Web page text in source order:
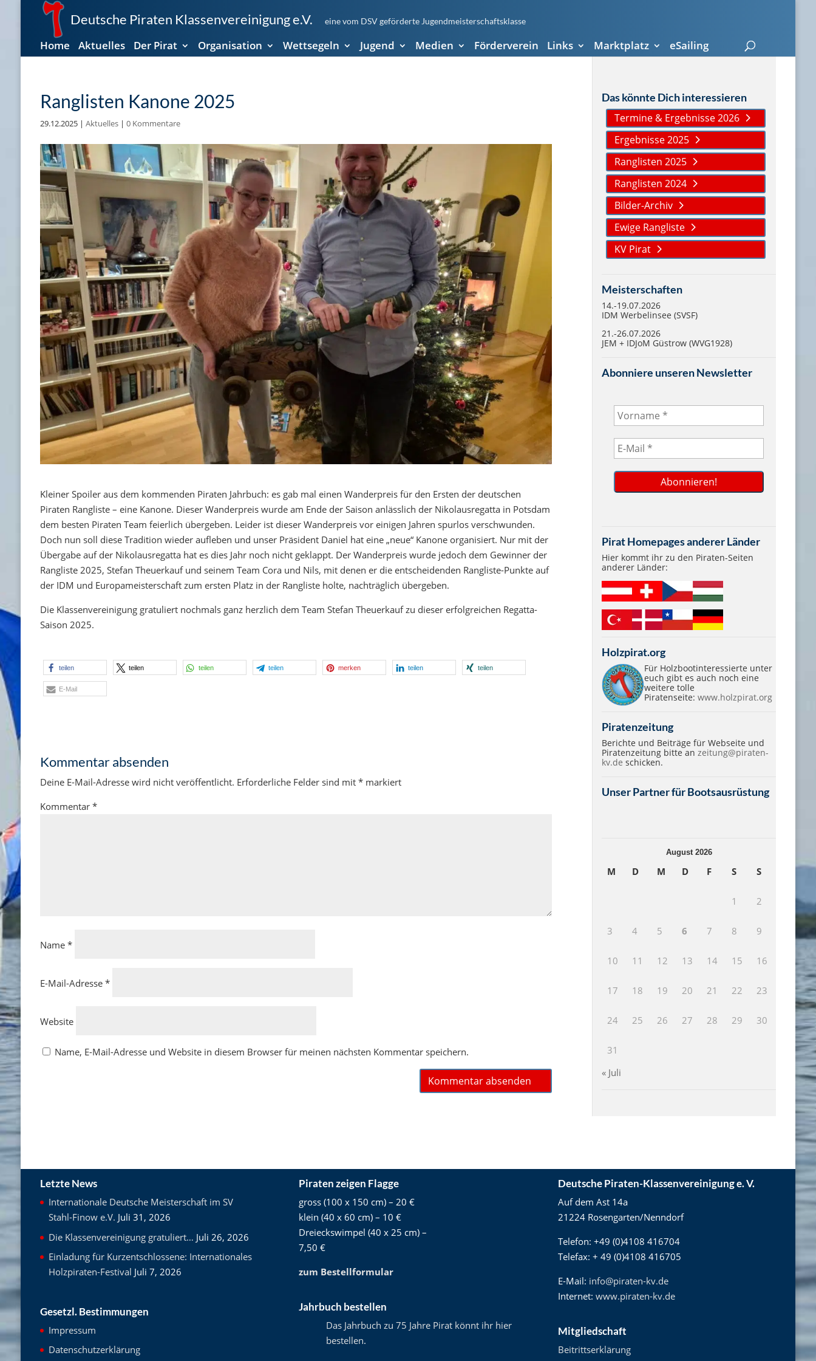
Deutsche Piraten Klassenvereinigung e.V. eine vom DSV geförderte Jugendmeisterschaftsklasse
Home Aktuelles Der Pirat Organisation Wettsegeln Jugend Medien Förderverein Links Marktplatz eSailing
Ranglisten Kanone 2025
29.12.2025| Aktuelles| 0 Kommentare
Kleiner Spoiler aus dem kommenden Piraten Jahrbuch: es gab mal einen Wanderpreis für den Ersten der deutschen
Piraten Rangliste – eine Kanone. Dieser Wanderpreis wurde am Ende der Saison anlässlich der Nikolausregatta in Potsdam
dem besten Piraten Team feierlich übergeben. Leider ist dieser Wanderpreis vor einigen Jahren spurlos verschwunden.
Doch nun soll diese Tradition wieder aufleben und unser Präsident Daniel hat eine „neue“ Kanone organisiert. Nur mit der
Übergabe auf der Nikolausregatta hat es dies Jahr noch nicht geklappt. Der Wanderpreis wurde jedoch dem Gewinner der
Rangliste 2025, Stefan Theuerkauf und seinem Team Cora und Nils, mit denen er die entscheidenden Rangliste-Punkte auf
der IDM und Europameisterschaft zum ersten Platz in der Rangliste holte, nachträglich übergeben.
Die Klassenvereinigung gratuliert nochmals ganz herzlich dem Team Stefan Theuerkauf zu dieser erfolgreichen Regatta-
Saison 2025.
teilen teilen teilen teilen merken teilen teilen
E-Mail
Kommentar absenden
Deine E-Mail-Adresse wird nicht veröffentlicht. Erforderliche Felder sind mit *markiert
Kommentar *
Name *
E-Mail-Adresse *
Website
Name, E-Mail-Adresse und Website in diesem Browser für meinen nächsten Kommentar speichern.
Das könnte Dich interessieren
Termine & Ergebnisse 2026
Ergebnisse 2025
Ranglisten 2025
Ranglisten 2024
Bilder-Archiv
Ewige Rangliste
KV Pirat
Meisterschaften
14.-19.07.2026
IDM Werbelinsee (SVSF)
21.-26.07.2026
JEM + IDJoM Güstrow (WVG1928)
Abonniere unseren Newsletter
Pirat Homepages anderer Länder
Hier kommt ihr zu den Piraten-Seiten
anderer Länder:
Holzpirat.org
Für Holzbootinteressierte unter
euch gibt es auch noch eine
weitere tolle
Piratenseite:www.holzpirat.org
Piratenzeitung
Berichte und Beiträge für Webseite und
Piratenzeitung bitte anzeitung@piraten-
kv.de schicken.
Unser Partner für Bootsausrüstung
August 2026
M D M D F S S
1 2
3 4 5 6 7 8 9
10 11 12 13 14 15 16
17 18 19 20 21 22 23
24 25 26 27 28 29 30
31
« Juli
Letzte News
Internationale Deutsche Meisterschaft im SV
Stahl-Finow e.V. Juli 31, 2026
Die Klassenvereinigung gratuliert… Juli 26, 2026
Einladung für Kurzentschlossene: Internationales
Holzpiraten-Festival Juli 7, 2026
Gesetzl. Bestimmungen
Impressum
Datenschutzerklärung
Piraten zeigen Flagge
gross (100 x 150 cm) – 20 €
klein (40 x 60 cm) – 10 €
Dreieckswimpel (40 x 25 cm) –
7,50 €
zum Bestellformular
Jahrbuch bestellen
Das Jahrbuch zu 75 Jahre Pirat könnt ihr hier
bestellen.
Deutsche Piraten-Klassenvereinigung e. V.
Auf dem Ast 14a
21224 Rosengarten/Nenndorf
Telefon: +49 (0)4108 416704
Telefax: + 49 (0)4108 416705
E-Mail: info@piraten-kv.de
Internet: www.piraten-kv.de
Mitgliedschaft
Beitrittserklärung